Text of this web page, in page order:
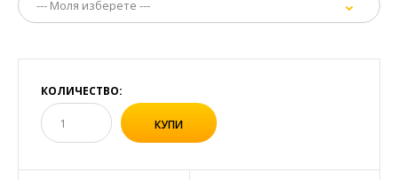
КОЛИЧЕСТВО: